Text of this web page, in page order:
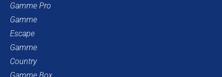
Gamme Pro
Gamme
Escape
Gamme
Country